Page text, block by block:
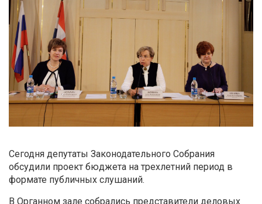
Сегодня депутаты Законодательного Собрания
обсудили проект бюджета на трехлетний период в
формате публичных слушаний.
В Органном зале собрались представители деловых